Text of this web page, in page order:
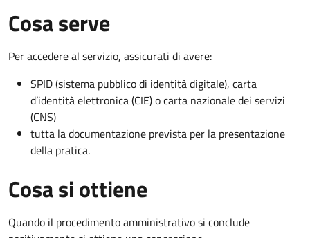
Cosa serve
Per accedere al servizio, assicurati di avere:
SPID (sistema pubblico di identità digitale), carta
d’identità elettronica (CIE) o carta nazionale dei servizi
(CNS)
tutta la documentazione prevista per la presentazione
della pratica.
Cosa si ottiene
Quando il procedimento amministrativo si conclude